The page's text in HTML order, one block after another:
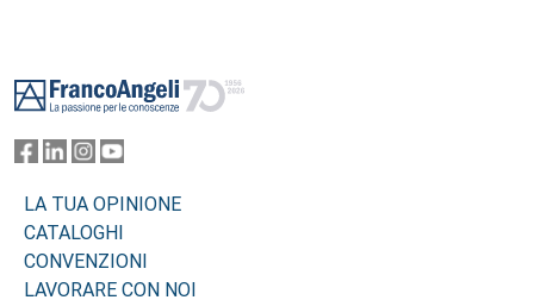
LA TUA OPINIONE
CATALOGHI
CONVENZIONI
LAVORARE CON NOI